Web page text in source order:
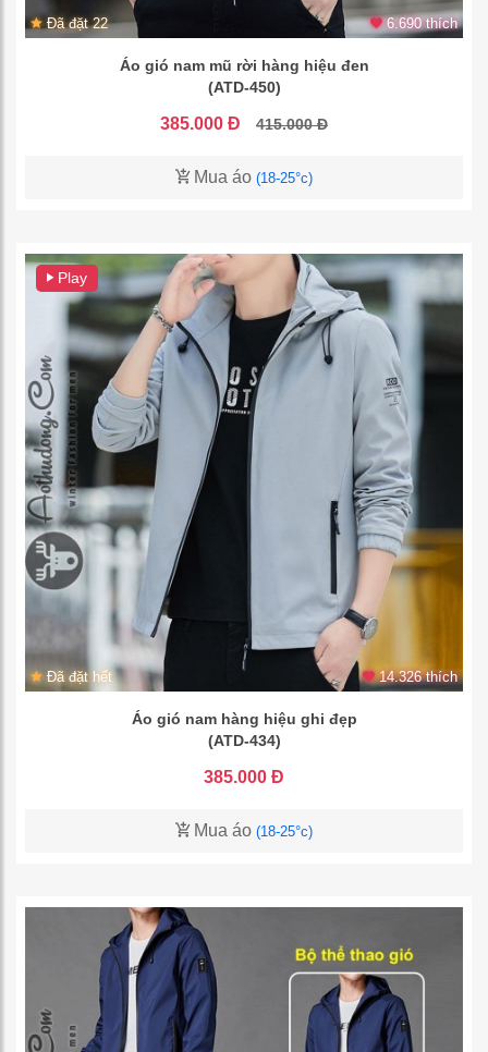
Đã đặt 22 6.690 thích
Áo gió nam mũ rời hàng hiệu đen
(ATD-450)
385.000 Đ 415.000 Đ
Mua áo (18-25°c)
Play
Đã đặt hết 14.326 thích
Áo gió nam hàng hiệu ghi đẹp
(ATD-434)
385.000 Đ
Mua áo (18-25°c)